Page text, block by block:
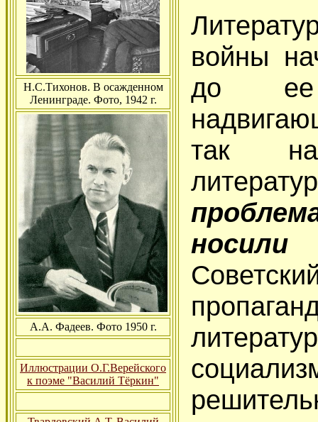
Н.С.Тихонов. В осажденном
Ленинграде. Фото, 1942 г.
А.А. Фадеев. Фото 1950 г.
Иллюстрации О.Г.Верейского
к поэме "Василий Тёркин"
войны
до ее
так